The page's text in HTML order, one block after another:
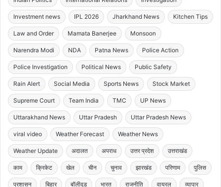
Investment news IPL 2026 Jharkhand News Kitchen Tips
Law and Order Mamata Banerjee Monsoon
Narendra Modi NDA Patna News Police Action
Police Investigation Political News Public Safety
Rain Alert Social Media Sports News Stock Market
Supreme Court Team India TMC UP News
Uttarakhand News Uttar Pradesh Uttar Pradesh News
viral video Weather Forecast Weather News
Weather Update अदालत अपराध उत्तर प्रदेश उत्तराखंड
काम क्रिकेट खेल चीन चुनाव झारखंड परिणाम पुलिस
प्रशासन बिहार बॉलीवुड भारत राजनीति वायरल व्यापार